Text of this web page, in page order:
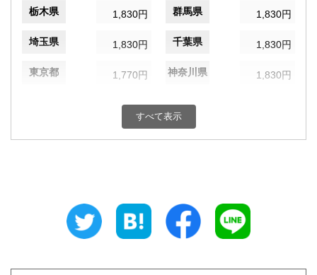
栃木県 1,830円 群馬県 1,830円
埼玉県 1,830円 千葉県 1,830円
東京都 1,770円 神奈川県 1,830円
1,830円 富山県
1,830円 三重県
すべて表示